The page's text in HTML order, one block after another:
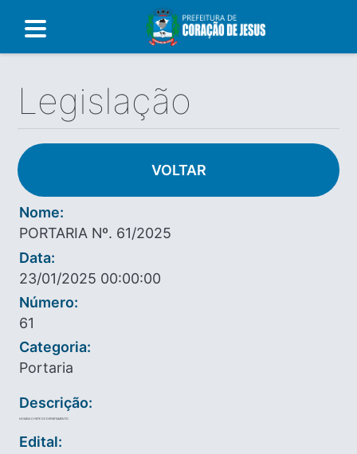
Legislação
VOLTAR
Nome:
PORTARIA Nº. 61/2025
Data:
23/01/2025 00:00:00
Número:
61
Categoria:
Portaria
Descrição:
NOMEIA CHEFE DE DEPARTAMENTO
Edital: